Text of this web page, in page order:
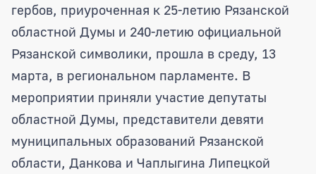
гербов, приуроченная к 25-летию Рязанской
областной Думы и 240-летию официальной
Рязанской символики, прошла в среду, 13
марта, в региональном парламенте. В
мероприятии приняли участие депутаты
областной Думы, представители девяти
муниципальных образований Рязанской
области, Данкова и Чаплыгина Липецкой